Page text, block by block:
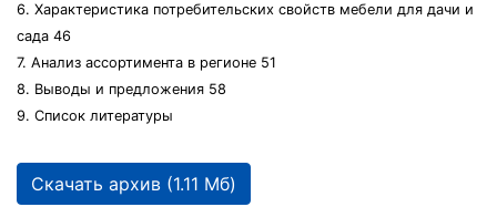
6. Характеристика потребительских свойств мебели для дачи и
сада 46
7. Анализ ассортимента в регионе 51
8. Выводы и предложения 58
9. Список литературы
Скачать архив (1.11 Мб)